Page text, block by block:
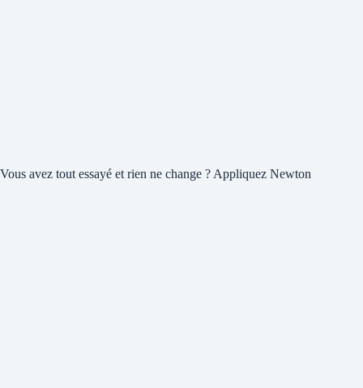
Vous avez tout essayé et rien ne change ? Appliquez Newton